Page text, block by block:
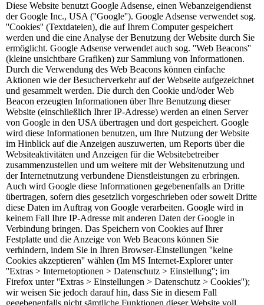
Diese Website benutzt Google Adsense, einen Webanzeigendienst
der Google Inc., USA (''Google''). Google Adsense verwendet sog.
''Cookies'' (Textdateien), die auf Ihrem Computer gespeichert
werden und die eine Analyse der Benutzung der Website durch Sie
ermöglicht. Google Adsense verwendet auch sog. ''Web Beacons''
(kleine unsichtbare Grafiken) zur Sammlung von Informationen.
Durch die Verwendung des Web Beacons können einfache
Aktionen wie der Besucherverkehr auf der Webseite aufgezeichnet
und gesammelt werden. Die durch den Cookie und/oder Web
Beacon erzeugten Informationen über Ihre Benutzung dieser
Website (einschließlich Ihrer IP-Adresse) werden an einen Server
von Google in den USA übertragen und dort gespeichert. Google
wird diese Informationen benutzen, um Ihre Nutzung der Website
im Hinblick auf die Anzeigen auszuwerten, um Reports über die
Websiteaktivitäten und Anzeigen für die Websitebetreiber
zusammenzustellen und um weitere mit der Websitenutzung und
der Internetnutzung verbundene Dienstleistungen zu erbringen.
Auch wird Google diese Informationen gegebenenfalls an Dritte
übertragen, sofern dies gesetzlich vorgeschrieben oder soweit Dritte
diese Daten im Auftrag von Google verarbeiten. Google wird in
keinem Fall Ihre IP-Adresse mit anderen Daten der Google in
Verbindung bringen. Das Speichern von Cookies auf Ihrer
Festplatte und die Anzeige von Web Beacons können Sie
verhindern, indem Sie in Ihren Browser-Einstellungen ''keine
Cookies akzeptieren'' wählen (Im MS Internet-Explorer unter
''Extras > Internetoptionen > Datenschutz > Einstellung''; im
Firefox unter ''Extras > Einstellungen > Datenschutz > Cookies'');
wir weisen Sie jedoch darauf hin, dass Sie in diesem Fall